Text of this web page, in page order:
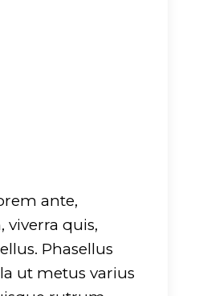
ante,
viverra quis,
Phasellus
ut metus varius